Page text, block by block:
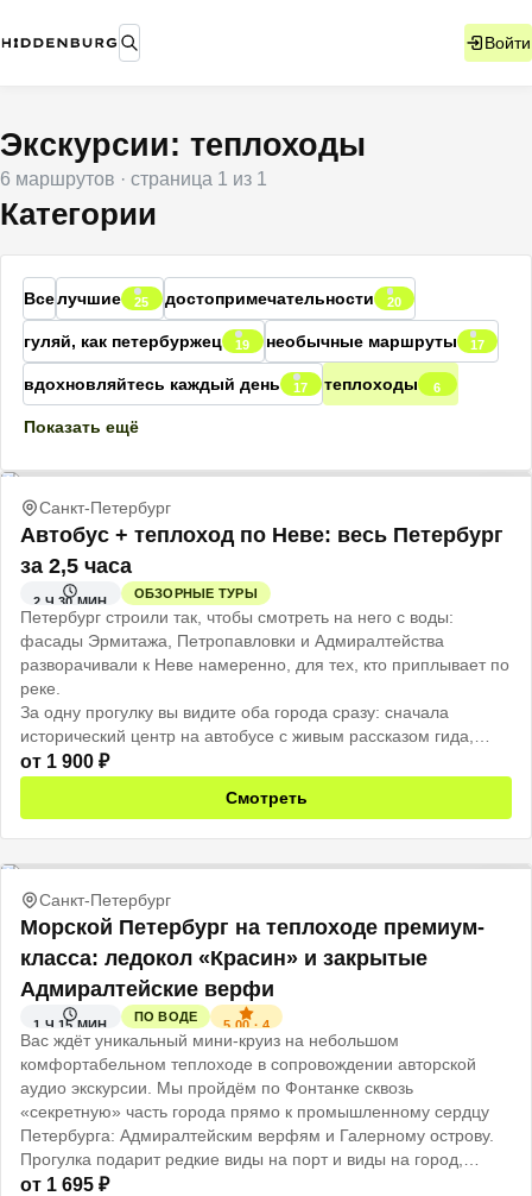
Войти
Экскурсии: теплоходы
6 маршрутов · страница 1 из 1
Категории
Вселучшие 25 достопримечательности 20
гуляй, как петербуржец 19 необычные маршруты 17
вдохновляйтесь каждый день 17 теплоходы 6
Показать ещё
Санкт-Петербург
Автобус + теплоход по Неве: весь Петербург
за 2,5 часа
2 Ч 30 МИН
ОБЗОРНЫЕ ТУРЫ
Петербург строили так, чтобы смотреть на него с воды:
фасады Эрмитажа, Петропавловки и Адмиралтейства
разворачивали к Неве намеренно, для тех, кто приплывает по
реке.
За одну прогулку вы видите оба города сразу: сначала
исторический центр на автобусе с живым рассказом гида,
потом открытая палуба теплохода, и тот же город смотрит на
вас уже совсем иначе.
от 1 900 ₽
Смотреть
Санкт-Петербург
Морской Петербург на теплоходе премиум-
класса: ледокол «Красин» и закрытые
Адмиралтейские верфи
1 Ч 15 МИН
ПО ВОДЕ
5.00· 4
Вас ждёт уникальный мини-круиз на небольшом
комфортабельном теплоходе в сопровождении авторской
аудио экскурсии. Мы пройдём по Фонтанке сквозь
«секретную» часть города прямо к промышленному сердцу
Петербурга: Адмиралтейским верфям и Галерному острову.
Прогулка подарит редкие виды на порт и виды на город,
каким его видят моряки.
от 1 695 ₽